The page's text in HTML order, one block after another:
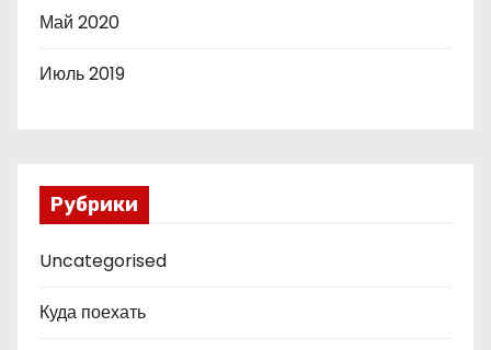
Май 2020
Июль 2019
Рубрики
Uncategorised
Куда поехать